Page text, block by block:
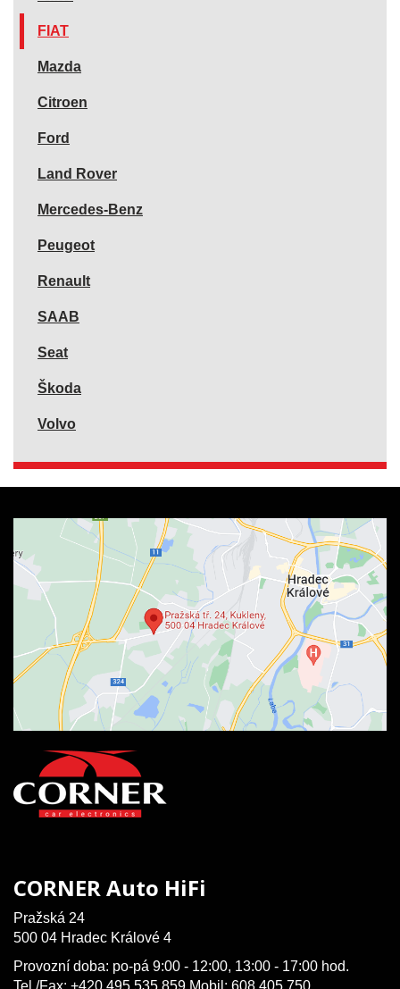
FIAT
Mazda
Citroen
Ford
Land Rover
Mercedes-Benz
Peugeot
Renault
SAAB
Seat
Škoda
Volvo
CORNER Auto HiFi
Pražská 24
500 04 Hradec Králové 4
Provozní doba: po-pá 9:00 - 12:00, 13:00 - 17:00 hod.
Tel./Fax: +420 495 535 859 Mobil: 608 405 750